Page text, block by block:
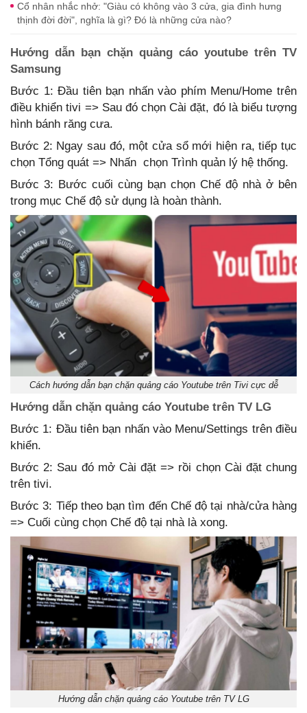
Cổ nhân nhắc nhở: "Giàu có không vào 3 cửa, gia đình hưng
thịnh đời đời", nghĩa là gì? Đó là những cửa nào?
Hướng dẫn bạn chặn quảng cáo youtube trên TV
Samsung
Bước 1: Đầu tiên bạn nhấn vào phím Menu/Home trên
điều khiển tivi => Sau đó chọn Cài đặt, đó là biểu tượng
hình bánh răng cưa.
Bước 2: Ngay sau đó, một cửa sổ mới hiện ra, tiếp tục
chọn Tổng quát => Nhấn chọn Trình quản lý hệ thống.
Bước 3: Bước cuối cùng bạn chọn Chế độ nhà ở bên
trong mục Chế độ sử dụng là hoàn thành.
Cách hướng dẫn bạn chặn quảng cáo Youtube trên Tivi cực dễ
Hướng dẫn chặn quảng cáo Youtube trên TV LG
Bước 1: Đầu tiên bạn nhấn vào Menu/Settings trên điều
khiển.
Bước 2: Sau đó mở Cài đặt => rồi chọn Cài đặt chung
trên tivi.
Bước 3: Tiếp theo bạn tìm đến Chế độ tại nhà/cửa hàng
=> Cuối cùng chọn Chế độ tại nhà là xong.
Hướng dẫn chặn quảng cáo Youtube trên TV LG